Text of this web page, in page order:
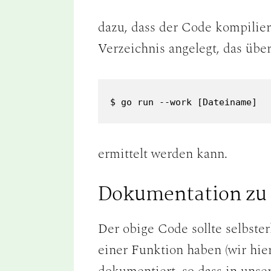
dazu, dass der Code
Verzeichnis angelegt, das
$ go run --work [Dateiname]
ermittelt werden kann.
Dokumentation zu
Der obige Code sollte
einer Funktion haben (wir